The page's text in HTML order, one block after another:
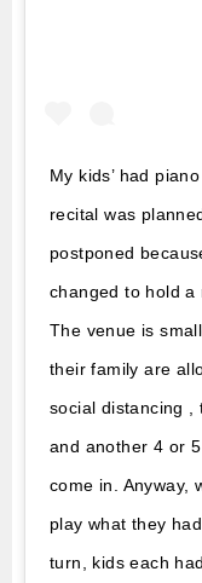
My kids’ had
recital was
postponed
changed to hold a
The venue is
their family are
social distancing ,
and another 4 or
come in. Anyway,
play what they
turn, kids each